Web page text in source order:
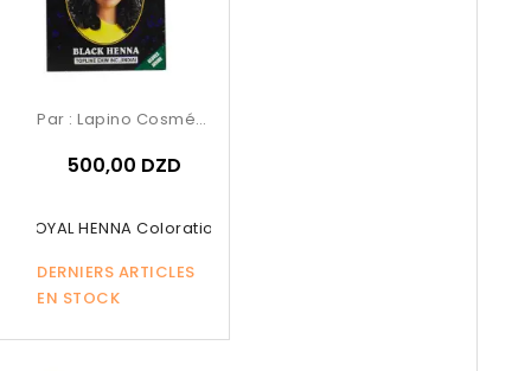
ROYAL HENNA Coloration
DERNIERS ARTICLES
EN STOCK
Par : Lapino Cosmétique
500,00 DZD